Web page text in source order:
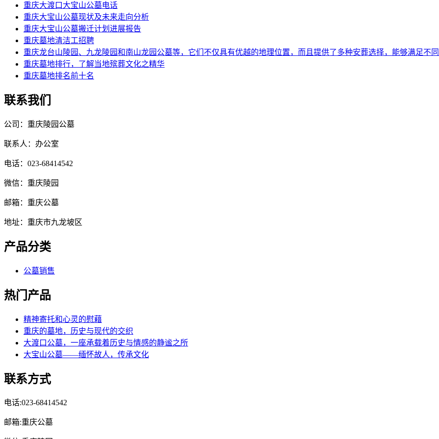
重庆大渡口大宝山公墓电话
重庆大宝山公墓现状及未来走向分析
重庆大宝山公墓搬迁计划进展报告
重庆墓地清洁工招聘
重庆龙台山陵园、九龙陵园和南山龙园公墓等，它们不仅具有优越的地理位置，而且提供了多种安葬选择，能够满足不
重庆墓地排行，了解当地殡葬文化之精华
重庆墓地排名前十名
联系我们
公司：重庆陵园公墓
联系人：办公室
电话：023-68414542
微信：重庆陵园
邮箱：重庆公墓
地址：重庆市九龙坡区
产品分类
公墓销售
热门产品
精神寄托和心灵的慰藉
重庆的墓地，历史与现代的交织
大渡口公墓，一座承载着历史与情感的静谧之所
大宝山公墓——缅怀故人，传承文化
联系方式
电话:023-68414542
邮箱:重庆公墓